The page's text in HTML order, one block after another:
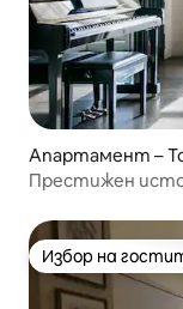
Апартамент –
Престижен
Избор на
Избор на